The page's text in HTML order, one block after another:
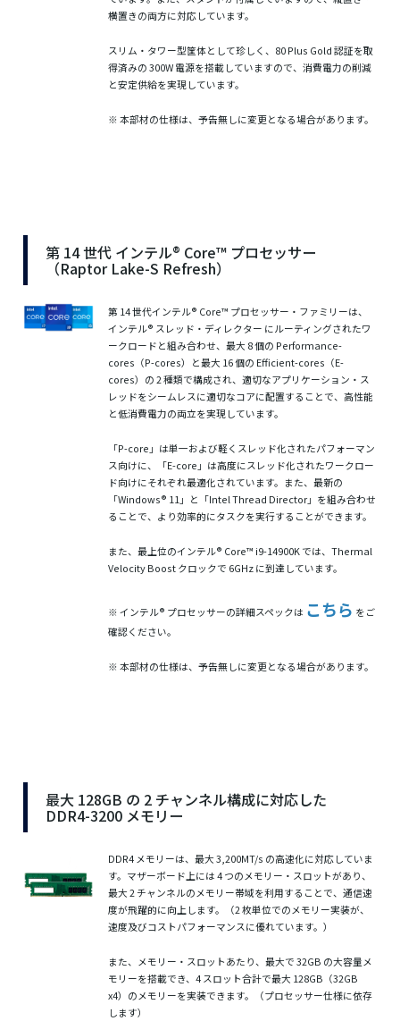
横置きの両方に対応しています。
スリム・タワー型筐体として珍しく、80 Plus Gold 認証を取
得済みの 300W 電源を搭載していますので、消費電力の削減
と安定供給を実現しています。
※ 本部材の仕様は、予告無しに変更となる場合があります。
第 14 世代 インテル® Core™ プロセッサー
（Raptor Lake-S Refresh）
第 14 世代インテル® Core™ プロセッサー・ファミリーは、
インテル® スレッド・ディレクター にルーティングされたワ
ークロードと組み合わせ、最大 8 個の Performance-
cores（P-cores）と最大 16 個の Efficient-cores（E-
cores）の 2 種類で構成され、適切なアプリケーション・ス
レッドをシームレスに適切なコアに配置することで、高性能
と低消費電力の両立を実現しています。
「P-core」は単一および軽くスレッド化されたパフォーマン
ス向けに、「E-core」は高度にスレッド化されたワークロー
ド向けにそれぞれ最適化されています。また、最新の
「Windows® 11」と「Intel Thread Director」を組み合わせ
ることで、より効率的にタスクを実行することができます。
また、最上位のインテル® Core™ i9-14900K では、Thermal
Velocity Boost クロックで 6GHz に到達しています。
※ インテル® プロセッサーの詳細スペックは こちら をご
確認ください。
※ 本部材の仕様は、予告無しに変更となる場合があります。
最大 128GB の 2 チャンネル構成に対応した
DDR4-3200 メモリー
DDR4 メモリーは、最大 3,200MT/s の高速化に対応していま
す。マザーボード上には 4 つのメモリー・スロットがあり、
最大 2 チャンネルのメモリー帯域を利用することで、通信速
度が飛躍的に向上します。（2 枚単位でのメモリー実装が、
速度及びコストパフォーマンスに優れています。）
また、メモリー・スロットあたり、最大で 32GB の大容量メ
モリーを搭載でき、4 スロット合計で最大 128GB（32GB
x4）のメモリーを実装できます。（プロセッサー仕様に依存
します）